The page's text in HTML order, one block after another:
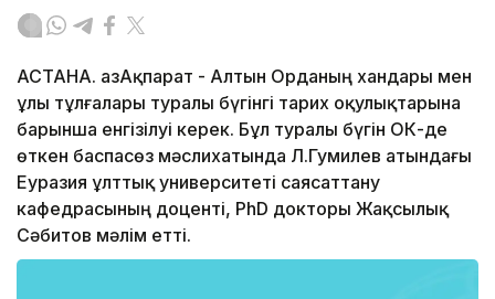
АСТАНА. ҚазАқпарат - Алтын Орданың хандары мен
ұлы тұлғалары туралы бүгiнгi тарих оқулықтарына
барынша енгізілуі керек. Бұл туралы бүгiн ОКҚ-де
өткен баспасөз мәслихатында Л.Гумилев атындағы
Еуразия ұлттық университетi саясаттану
кафедрасының доцентi, PhD докторы Жақсылық
Сәбитов мәлiм еттi.